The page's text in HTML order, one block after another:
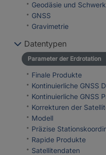
Geodäsie und
GNSS
Gravimetrie
Datentypen
Parameter der Erdrotation
Finale Produkte
Kontinuierliche GNSS
Kontinuierliche GNSS
Korrekturen der
Modell
Präzise
Rapide Produkte
Satellitendaten